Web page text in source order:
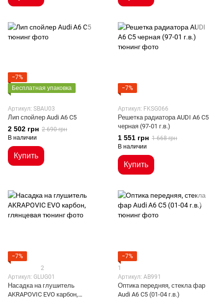
−7%
Бесплатная упаковка
Артикул: SBAU03
Лип спойлер Audi A6 C5
2 502 грн 2 690 грн
В наличии
Купить
−7%
Артикул: FKSG066
Решетка радиатора AUDI A6 C5
черная (97-01 г.в.)
1 551 грн 1 668 грн
В наличии
Купить
−7%
2
Артикул: GLUG01
Насадка на глушитель
AKRAPOVIC EVO карбон,
−7%
1
Артикул: AB991
Оптика передняя, стекла фар
Audi A6 C5 (01-04 г.в.)